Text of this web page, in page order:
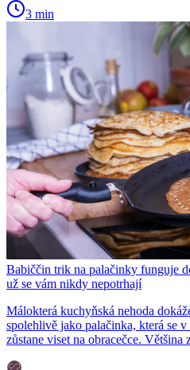
3 min
Babiččin trik na palačinky funguje
už se vám nikdy nepotrhají
Málokterá kuchyňská nehoda
spolehlivě jako palačinka, která se
zůstane viset na obracečce.